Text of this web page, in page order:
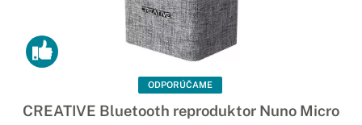
ODPORÚČAME
CREATIVE Bluetooth reproduktor Nuno Micro